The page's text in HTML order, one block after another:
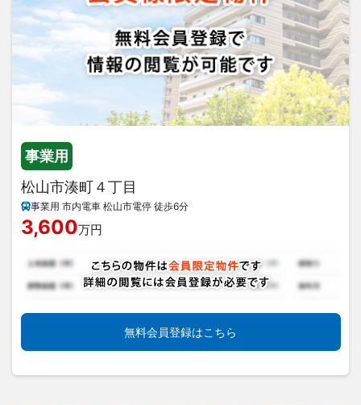
事業用
松山市湊町４丁目
事業用 市内電車 松山市電停 徒歩6分
3,600万円
無料会員登録はこちら